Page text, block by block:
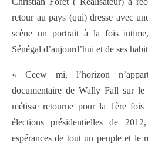
retour au pays (qui) dresse avec
scène un portrait à la fois
Sénégal d’aujourd’hui et de ses
« Ceew mi, l’horizon
documentaire de Wally Fall sur le
métisse retourne pour la 1ère
élections présidentielles de
espérances de tout un peuple et le